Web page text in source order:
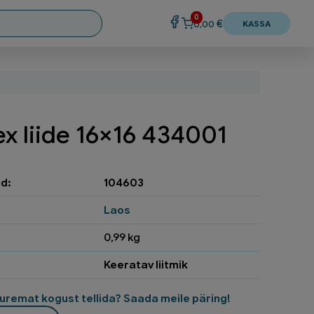
0
0,00€ KASSA
liide 16×16 434001
104603
Laos
0,99 kg
Keeratav liitmik
kogust tellida? Saada meile päring!